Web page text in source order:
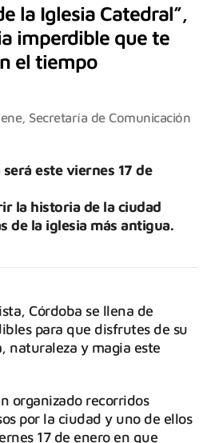
la Iglesia Catedral”,
imperdible que te
el tiempo
, Secretaría de Comunicación
este viernes 17 de
la historia de la ciudad
de la iglesia más antigua.
Córdoba se llena de
para que disfrutes de su
naturaleza y magia este
organizado recorridos
por la ciudad y uno de ellos
17 de enero en que